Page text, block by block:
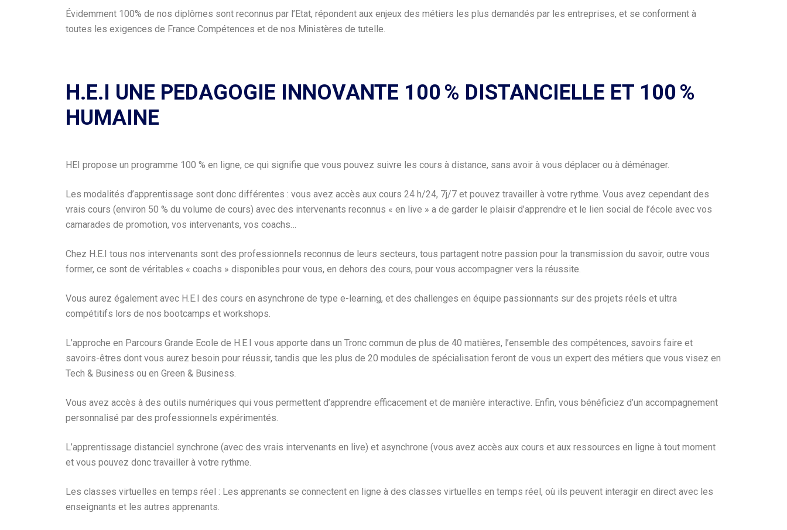
Évidemment 100% de nos diplômes sont reconnus par l’Etat, répondent aux enjeux des métiers les plus demandés par les entreprises, et se conforment à
toutes les exigences de France Compétences et de nos Ministères de tutelle.
H.E.I UNE PEDAGOGIE INNOVANTE 100 % DISTANCIELLE ET 100 %
HUMAINE
HEI propose un programme 100 % en ligne, ce qui signifie que vous pouvez suivre les cours à distance, sans avoir à vous déplacer ou à déménager.
Les modalités d’apprentissage sont donc différentes : vous avez accès aux cours 24 h/24, 7j/7 et pouvez travailler à votre rythme. Vous avez cependant des
vrais cours (environ 50 % du volume de cours) avec des intervenants reconnus « en live » a de garder le plaisir d’apprendre et le lien social de l’école avec vos
camarades de promotion, vos intervenants, vos coachs…
Chez H.E.I tous nos intervenants sont des professionnels reconnus de leurs secteurs, tous partagent notre passion pour la transmission du savoir, outre vous
former, ce sont de véritables « coachs » disponibles pour vous, en dehors des cours, pour vous accompagner vers la réussite.
Vous aurez également avec H.E.I des cours en asynchrone de type e-learning, et des challenges en équipe passionnants sur des projets réels et ultra
compétitifs lors de nos bootcamps et workshops.
L’approche en Parcours Grande Ecole de H.E.I vous apporte dans un Tronc commun de plus de 40 matières, l’ensemble des compétences, savoirs faire et
savoirs-êtres dont vous aurez besoin pour réussir, tandis que les plus de 20 modules de spécialisation feront de vous un expert des métiers que vous visez en
Tech & Business ou en Green & Business.
Vous avez accès à des outils numériques qui vous permettent d’apprendre efficacement et de manière interactive. Enfin, vous bénéficiez d’un accompagnement
personnalisé par des professionnels expérimentés.
L’apprentissage distanciel synchrone (avec des vrais intervenants en live) et asynchrone (vous avez accès aux cours et aux ressources en ligne à tout moment
et vous pouvez donc travailler à votre rythme.
​Les classes virtuelles en temps réel : Les apprenants se connectent en ligne à des classes virtuelles en temps réel, où ils peuvent interagir en direct avec les
enseignants et les autres apprenants.